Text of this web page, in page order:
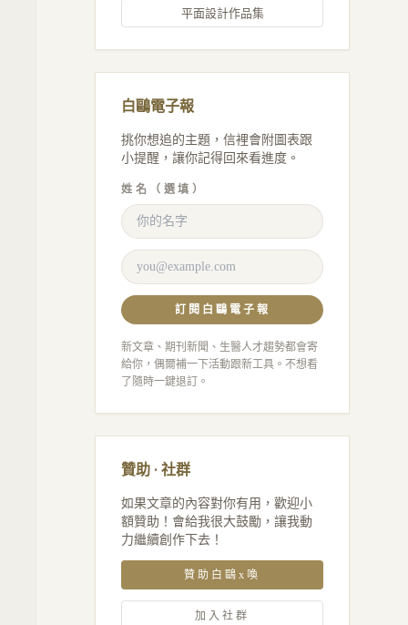
平面設計作品集
白鷗電子報
挑你想追的主題，信裡會附圖表跟
小提醒，讓你記得回來看進度。
姓名（選填）
訂閱白鷗電子報
新文章、期刊新聞、生醫人才趨勢都會寄
給你，偶爾補一下活動跟新工具。不想看
了隨時一鍵退訂。
贊助 · 社群
如果文章的內容對你有用，歡迎小
額贊助！會給我很大鼓勵，讓我動
力繼續創作下去！
贊助白鷗x喚
加入社群